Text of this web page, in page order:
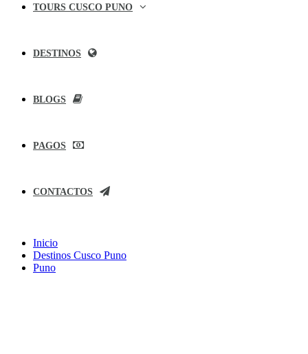
TOURS CUSCO PUNO
DESTINOS
BLOGS
PAGOS
CONTACTOS
Inicio
Destinos Cusco Puno
Puno